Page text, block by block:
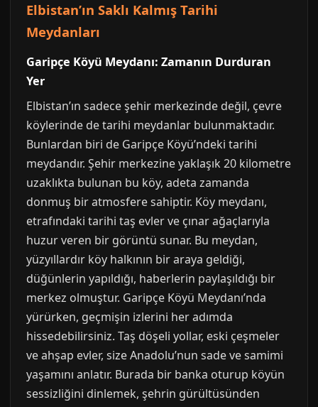
Elbistan’ın Saklı Kalmış Tarihi
Meydanları
Garipçe Köyü Meydanı: Zamanın Durduran
Yer
Elbistan’ın sadece şehir merkezinde değil, çevre
köylerinde de tarihi meydanlar bulunmaktadır.
Bunlardan biri de Garipçe Köyü’ndeki tarihi
meydandır. Şehir merkezine yaklaşık 20 kilometre
uzaklıkta bulunan bu köy, adeta zamanda
donmuş bir atmosfere sahiptir. Köy meydanı,
etrafındaki tarihi taş evler ve çınar ağaçlarıyla
huzur veren bir görüntü sunar. Bu meydan,
yüzyıllardır köy halkının bir araya geldiği,
düğünlerin yapıldığı, haberlerin paylaşıldığı bir
merkez olmuştur. Garipçe Köyü Meydanı’nda
yürürken, geçmişin izlerini her adımda
hissedebilirsiniz. Taş döşeli yollar, eski çeşmeler
ve ahşap evler, size Anadolu’nun sade ve samimi
yaşamını anlatır. Burada bir banka oturup köyün
sessizliğini dinlemek, şehrin gürültüsünden